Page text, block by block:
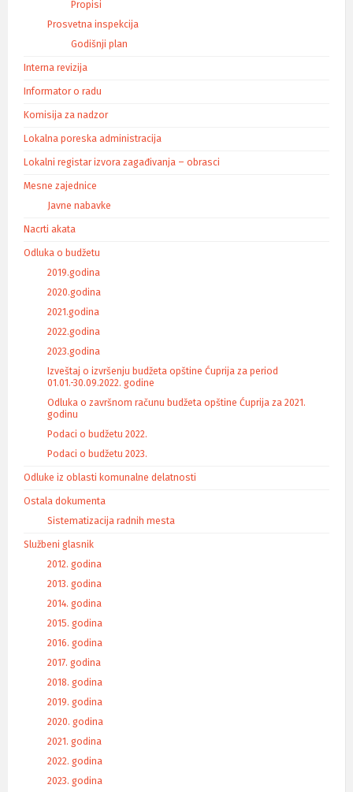
Propisi
Prosvetna inspekcija
Godišnji plan
Interna revizija
Informator o radu
Komisija za nadzor
Lokalna poreska administracija
Lokalni registar izvora zagađivanja – obrasci
Mesne zajednice
Javne nabavke
Nacrti akata
Odluka o budžetu
2019.godina
2020.godina
2021.godina
2022.godina
2023.godina
Izveštaj o izvršenju budžeta opštine Ćuprija za period
01.01.-30.09.2022. godine
Odluka o završnom računu budžeta opštine Ćuprija za 2021.
godinu
Podaci o budžetu 2022.
Podaci o budžetu 2023.
Odluke iz oblasti komunalne delatnosti
Ostala dokumenta
Sistematizacija radnih mesta
Službeni glasnik
2012. godina
2013. godina
2014. godina
2015. godina
2016. godina
2017. godina
2018. godina
2019. godina
2020. godina
2021. godina
2022. godina
2023. godina